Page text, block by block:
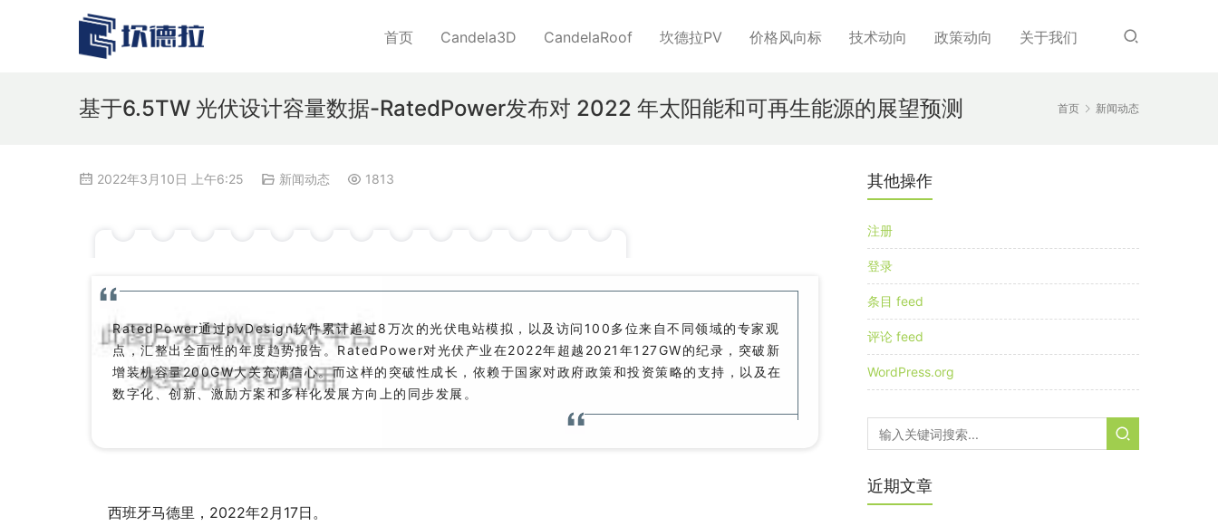
首页 Candela3D CandelaRoof 坎德拉PV 价格风向标 技术动向 政策动向 关于我们
首页 新闻动态
基于6.5TW 光伏设计容量数据-RatedPower发布对 2022 年太阳能和可再生能源的展望预测
2022年3月10日 上午6:25 新闻动态 1813
RatedPower通过pvDesign软件累计超过8万次的光伏电站模拟，以及访问100多位来自不同领域的专家观
点，汇整出全面性的年度趋势报告。RatedPower对光伏产业在2022年超越2021年127GW的纪录，突破新
增装机容量200GW大关充满信心。而这样的突破性成长，依赖于国家对政府政策和投资策略的支持，以及在
数字化、创新、激励方案和多样化发展方向上的同步发展。
西班牙马德里，2022年2月17日。
其他操作
注册
登录
条目 feed
评论 feed
WordPress.org
近期文章